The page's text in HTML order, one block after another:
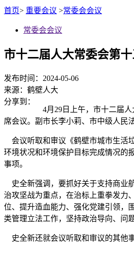
首页> 重要会议 >常委会会议
常委会会议
市十二届人大常委会第
发布时间：2024-05-06
来源： 鹤壁人大
分享到：
4月29日上午，市十二届人
席会议。副市长李小莉、市中级人民
会议听取和审议《鹤壁市城市生活
环境状况和环境保护目标完成情况的
事项。
史全新强调，要抓好关于支持商业
治攻坚战为重点，在治标上重拳发力
位、提升造血能力、强化党建引领，
类管理立法工作，坚持政治导向、问
史全新还就会议听取和审议的其他